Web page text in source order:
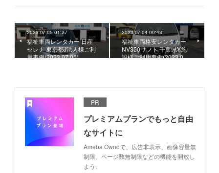
2023.07.05 01:27
福祉車両レンタカー 日産
セレナ 東京都J法人様ご利
用事例(2023.07.05)
2023.07.04 00:43
福祉車両格安レンタカー
NV350リフト 千葉県Y施
設様ご利用事例(2023.0…
PR
プレミアムプランでもっと自由
なサイトに
Ameba Owndで、広告非表示、画像容量無
制限、ページ数無制限などの機能を開放し
よう。